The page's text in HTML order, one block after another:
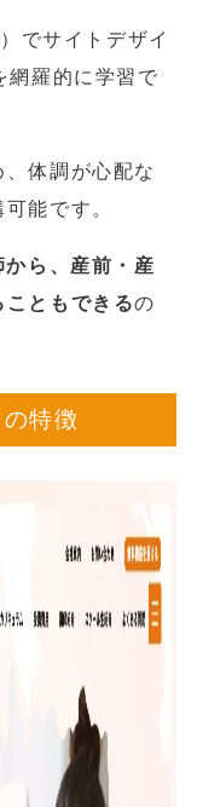
でサイトデザイ
網羅的に学習で
体調が心配な
能です。
から、産前・産
こともできるの
特徴